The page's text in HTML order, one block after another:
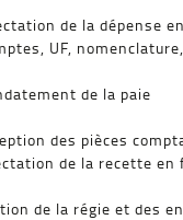
de la dépense
UF,
de la paie
des pièces
de la recette en
de la régie et des